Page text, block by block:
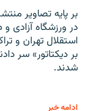
بر پایه تصاویر
در ورزشگاه آزادی
استقلال تهران و
بر دیکتاتور» سر
شدند.
ادامه خبر